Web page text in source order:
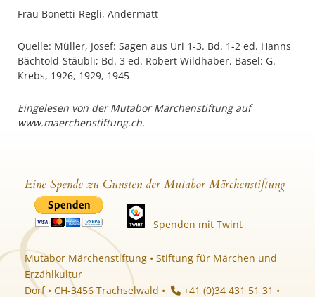
Frau Bonetti-Regli, Andermatt
Quelle: Müller, Josef: Sagen aus Uri 1-3. Bd. 1-2 ed. Hanns
Bächtold-Stäubli; Bd. 3 ed. Robert Wildhaber. Basel: G.
Krebs, 1926, 1929, 1945
Eingelesen von der Mutabor Märchenstiftung auf
www.maerchenstiftung.ch.
Eine Spende zu Gunsten der Mutabor Märchenstiftung
Spenden mit Twint
Mutabor Märchenstiftung • Stiftung für Märchen und
Erzählkultur
Dorf • CH-3456 Trachselwald •
+41 (0)34 431 51 31 •